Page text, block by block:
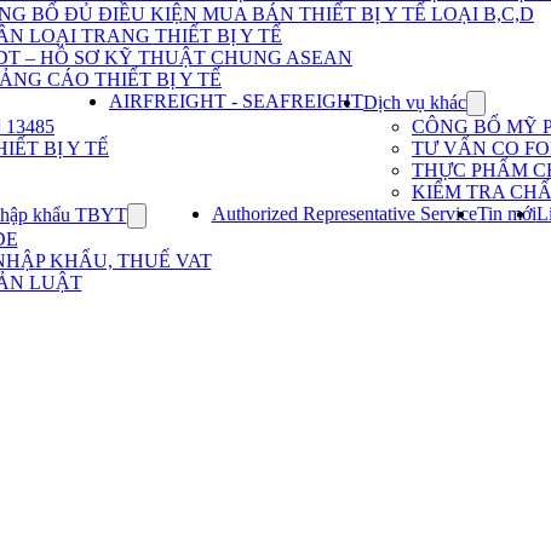
vụ
nhập
khẩu
TBYT
BỐ ĐỦ ĐIỀU KIỆN MUA BÁN THIẾT BỊ Y TẾ LOẠI B,C,D
LOẠI TRANG THIẾT BỊ Y TẾ
– HỒ SƠ KỸ THUẬT CHUNG ASEAN
CÁO THIẾT BỊ Y TẾ
BỊ Y TẾ
AIRFREIGHT - SEAFREIGHTDịch vụ khác
submenu
for
Dịch
vụ
khác
CÔNG BỐ MỸ
TƯ VẤN CO
THỰC PHẨM
KIỂM TRA
khẩu TBYT
submenu
for
Kinh
KHẨU, THUẾ VAT
LUẬT
Authorized Representative ServiceTin mới